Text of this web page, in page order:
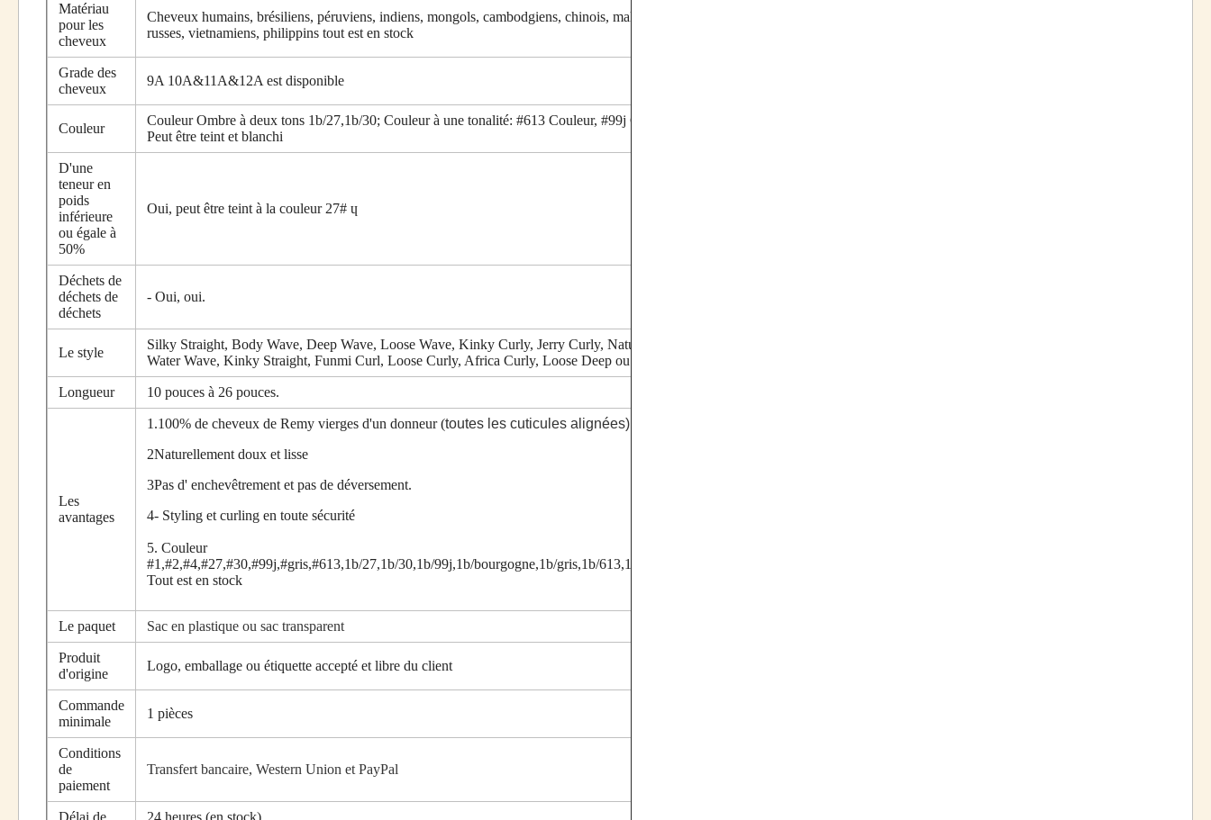
Matériau
pour les
cheveux
Cheveux humains, brésiliens, péruviens, indiens, mongols, cambodgiens, chinois, malaisiens,
russes, vietnamiens, philippins tout est en stock
Grade des
cheveux
9A 10A&11A&12A est disponible
Couleur
Couleur Ombre à deux tons 1b/27,1b/30; Couleur à une tonalité: #613 Couleur, #99j Couleur
Peut être teint et blanchi
D'une
teneur en
poids
inférieure
ou égale à
50%
Oui, peut être teint à la couleur 27# ɥ
Déchets de
déchets de
déchets
- Oui, oui.
Le style
Silky Straight, Body Wave, Deep Wave, Loose Wave, Kinky Curly, Jerry Curly, Natural Wave,
Water Wave, Kinky Straight, Funmi Curl, Loose Curly, Africa Curly, Loose Deep ou sur mesure
Longueur 10 pouces à 26 pouces.
Les
avantages
1.100% de cheveux de Remy vierges d'un donneur (toutes les cuticules alignées)
2Naturellement doux et lisse
3Pas d' enchevêtrement et pas de déversement.
4- Styling et curling en toute sécurité
5. Couleur
#1,#2,#4,#27,#30,#99j,#gris,#613,1b/27,1b/30,1b/99j,1b/bourgogne,1b/gris,1b/613,1b/4/27,1b/4/30
Tout est en stock
Le paquet Sac en plastique ou sac transparent
Produit
d'origine
Logo, emballage ou étiquette accepté et libre du client
Commande
minimale
1 pièces
Conditions
de
paiement
Transfert bancaire, Western Union et PayPal
Délai de 24 heures (en stock)